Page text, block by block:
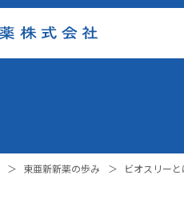
＞ 東亜新新薬の歩み ＞ ビオスリーと